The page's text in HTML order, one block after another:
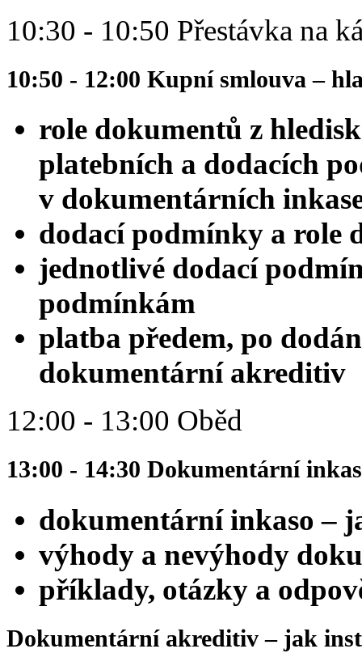
10:30 - 10:50 Přestávka na
10:50 - 12:00 Kupní smlouva –
role dokumentů z
platebních a dodacích
v dokumentárních
dodací podmínky a role
jednotlivé dodací
podmínkám
platba předem, po
dokumentární akreditiv
12:00 - 13:00 Oběd
13:00 - 14:30 Dokumentární
dokumentární inkaso –
výhody a nevýhody
příklady, otázky a
Dokumentární akreditiv – jak